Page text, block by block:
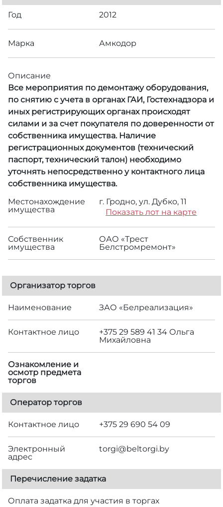
Год 2012
Марка Амкодор
Описание
Все мероприятия по демонтажу оборудования,
по снятию с учета в органах ГАИ, Гостехнадзора и
иных регистрирующих органах происходят
силами и за счет покупателя по доверенности от
собственника имущества. Наличие
регистрационных документов (технический
паспорт, технический талон) необходимо
уточнять непосредственно у контактного лица
собственника имущества.
Местонахождение
имущества
г. Гродно, ул. Дубко, 11
Показать лот на карте
Собственник
имущества
ОАО «Трест
Белстромремонт»
Организатор торгов
Наименование ЗАО «Белреализация»
Контактное лицо
+375 29 589 41 34 Ольга
Михайловна
Ознакомление и
осмотр предмета
торгов
Оператор торгов
Контактное лицо +375 29 690 54 09
Электронный
адрес
torgi@beltorgi.by
Перечисление задатка
Оплата задатка для участия в торгах